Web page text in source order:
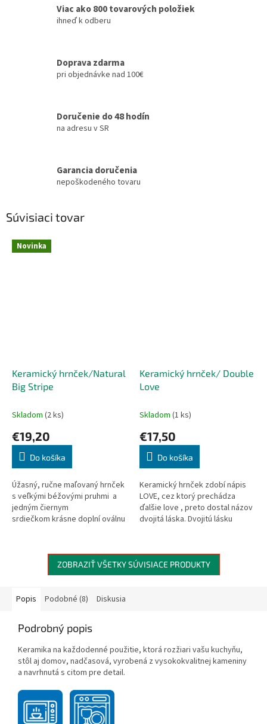
Viac ako 800 tovarových položiek
ihneď k odberu
Doprava zdarma
pri objednávke nad 100€
Doručenie do 48 hodín
na adresu v SR
Garancia doručenia
nepoškodeného tovaru
Súvisiaci tovar
Novinka
Keramický hrnček/Natural
Big Stripe
Skladom (2 ks)
€19,20
Do košíka
Úžasný, ručne maľovaný hrnček
s veľkými béžovými pruhmi a
jedným čiernym
srdiečkom krásne doplní oválnu
Keramický hrnček/ Double
Love
Skladom (1 ks)
€17,50
Do košíka
Keramický hrnček zdobí nápis
LOVE, cez ktorý prechádza
ďalšie love , preto dostal názov
dvojitá láska. Dvojitú lásku
ZOBRAZIŤ VŠETKY SÚVISIACE PRODUKTY
Popis Podobné (8) Diskusia
Podrobný popis
Keramika na každodenné použitie, ktorá rozžiari vašu kuchyňu,
stôl aj domov, nadčasová, vyrobená z vysokokvalitnej kameniny
a navrhnutá s citom pre detail.